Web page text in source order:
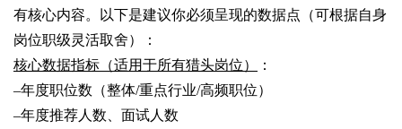
有核心内容。以下是建议你必须呈现的数据点（可根据自身
岗位职级灵活取舍）：
核心数据指标（适用于所有猎头岗位）
：
–年度职位数（整体/重点行业/高频职位）
–年度推荐人数、面试人数